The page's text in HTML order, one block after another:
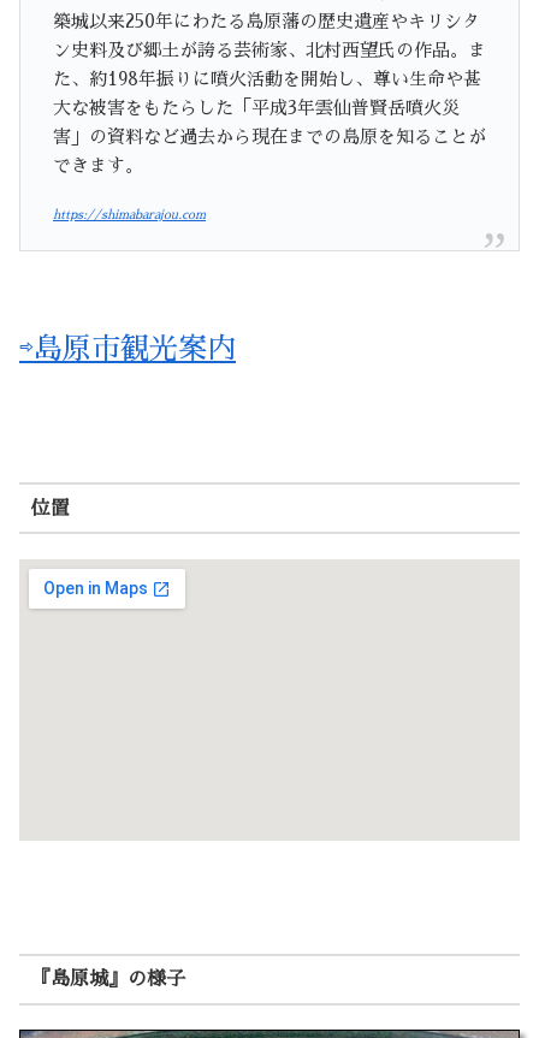
築城以来250年にわたる島原藩の歴史遺産やキリシタ
ン史料及び郷土が誇る芸術家、北村西望氏の作品。ま
た、約198年振りに噴火活動を開始し、尊い生命や甚
大な被害をもたらした「平成3年雲仙普賢岳噴火災
害」の資料など過去から現在までの島原を知ることが
できます。
https://shimabarajou.com
⇨島原市観光案内
位置
『島原城』の様子